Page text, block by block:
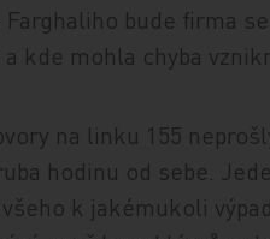
bude firma
kde mohla chyba
na linku 155
hodinu od sebe.
k jakémukoli